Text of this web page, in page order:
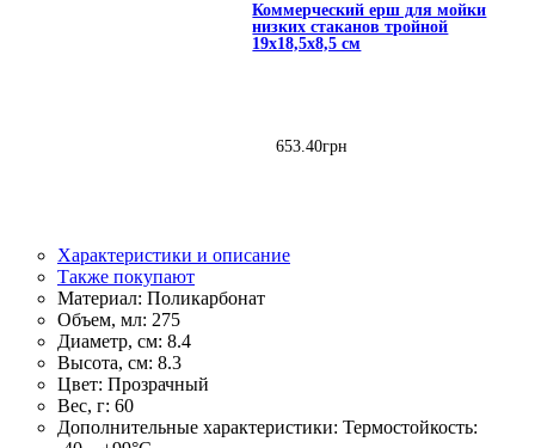
Коммерческий ерш для мойки
низких стаканов тройной
19х18,5х8,5 см
653.40грн
Характеристики и описание
Также покупают
Материал: Поликарбонат
Объем, мл: 275
Диаметр, см: 8.4
Высота, см: 8.3
Цвет: Прозрачный
Вес, г: 60
Дополнительные характеристики: Термостойкость: